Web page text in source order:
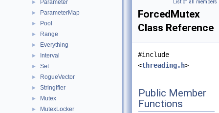
► Parameter
► ParameterMap
► Pool
► Range
► Everything
► Interval
► Set
► RogueVector
► Stringifier
► Mutex
► MutexLocker
List of all members
ForcedMutex
Class Reference
#include
<threading.h>
Public Member
Functions